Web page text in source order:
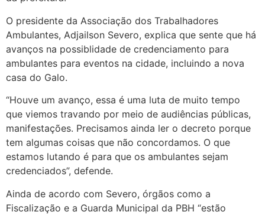
O presidente da Associação dos Trabalhadores
Ambulantes, Adjailson Severo, explica que sente que há
avanços na possiblidade de credenciamento para
ambulantes para eventos na cidade, incluindo a nova
casa do Galo.
“Houve um avanço, essa é uma luta de muito tempo
que viemos travando por meio de audiências públicas,
manifestações. Precisamos ainda ler o decreto porque
tem algumas coisas que não concordamos. O que
estamos lutando é para que os ambulantes sejam
credenciados”, defende.
Ainda de acordo com Severo, órgãos como a
Fiscalização e a Guarda Municipal da PBH “estão